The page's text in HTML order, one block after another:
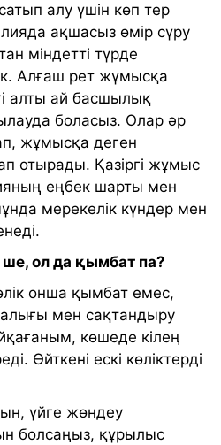
алу үшін көп тер
ақшасыз өмір сүру
міндетті түрде
Алғаш рет жұмысқа
алты ай басшылық
боласыз. Олар әр
жұмысқа деген
отырады. Қазіргі жұмыс
еңбек шарты мен
мерекелік күндер мен
ше, ол да қымбат па?
онша қымбат емес,
мен сақтандыру
көшеде кілең
Өйткені ескі көліктерді
үйге жөндеу
болсаңыз, құрылыс